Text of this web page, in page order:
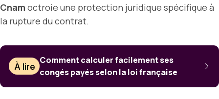
Cnam octroie une protection juridique spécifique à
la rupture du contrat.
À lire
Comment calculer facilement ses
congés payés selon la loi française